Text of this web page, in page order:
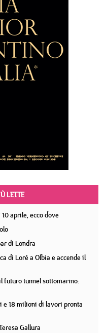
LETTE
aprile, ecco dove
di Londra
di Lorè a Olbia e accende il
futuro tunnel sottomarino:
e 18 milioni di lavori pronta
Gallura